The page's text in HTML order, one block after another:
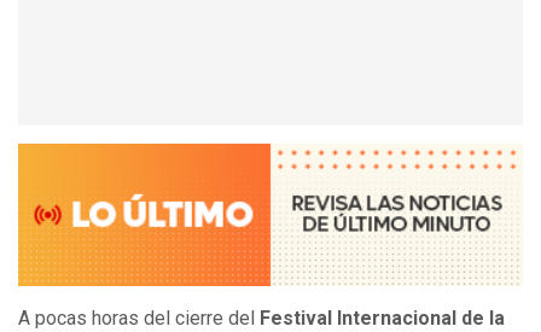
A pocas horas del cierre del
Festival Internacional de la